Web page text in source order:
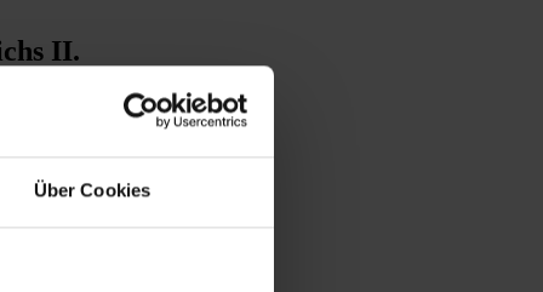
Über Cookies
II.